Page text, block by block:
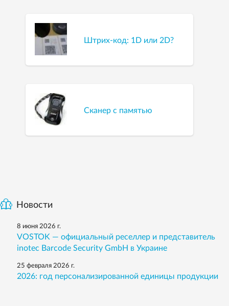
Штрих-код: 1D или 2D?
Сканер с памятью
Новости
8 июня 2026 г.
VOSTOK — официальный реселлер и представитель
inotec Barcode Security GmbH в Украине
25 февраля 2026 г.
2026: год персонализированной единицы продукции